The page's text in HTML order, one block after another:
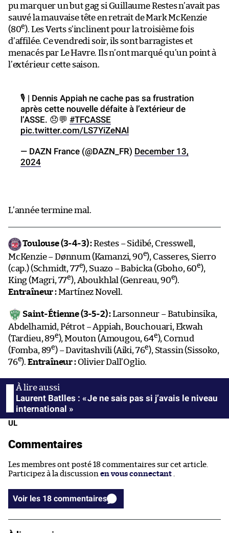
pu marquer un but gag si Guillaume Restes n’avait pas
sauvé la mauvaise tête en retrait de Mark McKenzie
(80e). Les Verts s’inclinent pour la troisième fois
d’affilée. Ce vendredi soir, ils sont barragistes et
menacés par Le Havre. Ils n’ont marqué qu’un point à
l’extérieur cette saison.
🎙️ | Dennis Appiah ne cache pas sa frustration
après cette nouvelle défaite à l’extérieur de
l’ASSE. 😞💬 #TFCASSE
pic.twitter.com/LS7YiZeNAl
— DAZN France (@DAZN_FR) December 13,
2024
L’année termine mal.
Toulouse (3-4-3) :Restes – Sidibé, Cresswell,
McKenzie – Dønnum (Kamanzi, 90e), Casseres, Sierro
(cap.) (Schmidt, 77e), Suazo – Babicka (Gboho, 60e),
King (Magri, 77e), Aboukhlal (Genreau, 90e).
Entraîneur :Martínez Novell.
Saint-Étienne (3-5-2) :Larsonneur – Batubinsika,
Abdelhamid, Pétrot – Appiah, Bouchouari, Ekwah
(Tardieu, 89e), Mouton (Amougou, 64e), Cornud
(Fomba, 89e) – Davitashvili (Aiki, 76e), Stassin (Sissoko,
76e). Entraîneur :Olivier Dall’Oglio.
Laurent Batlles : « Je ne sais pas si j’avais le niveau
international »
UL
Commentaires
Les membres ont posté 18 commentaires sur cet article.
Participez à la discussion en vous connectant .
Voir les 18 commentaires